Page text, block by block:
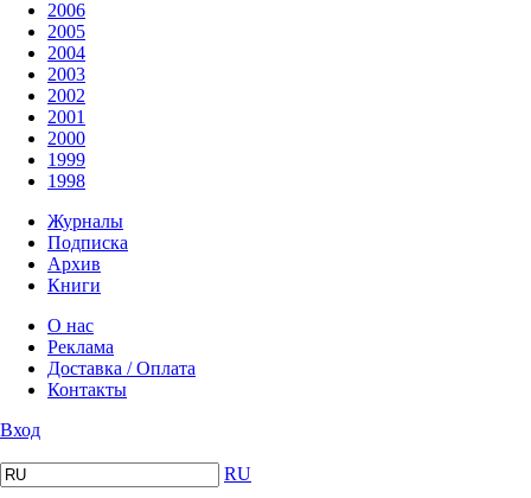
2006
2005
2004
2003
2002
2001
2000
1999
1998
Журналы
Подписка
Архив
Книги
О нас
Реклама
Доставка / Оплата
Контакты
Вход
RU